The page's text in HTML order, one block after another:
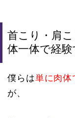
首こり・肩
体一体で経験
僕らは単に肉体
が、